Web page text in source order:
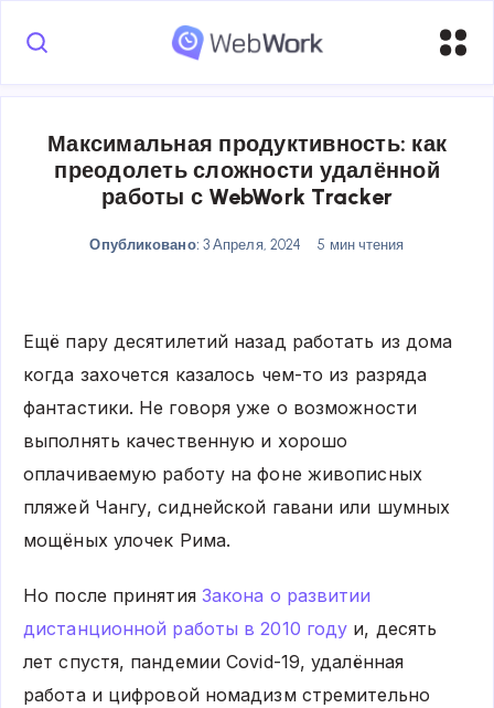
Максимальная продуктивность: как
преодолеть сложности удалённой
работы с WebWork Tracker
Опубликовано: 3 Апреля, 2024 5 мин чтения
Ещё пару десятилетий назад работать из дома
когда захочется казалось чем-то из разряда
фантастики. Не говоря уже о возможности
выполнять качественную и хорошо
оплачиваемую работу на фоне живописных
пляжей Чангу, сиднейской гавани или шумных
мощёных улочек Рима.
Но после принятия Закона о развитии
дистанционной работы в 2010 году и, десять
лет спустя, пандемии Covid-19, удалённая
работа и цифровой номадизм стремительно